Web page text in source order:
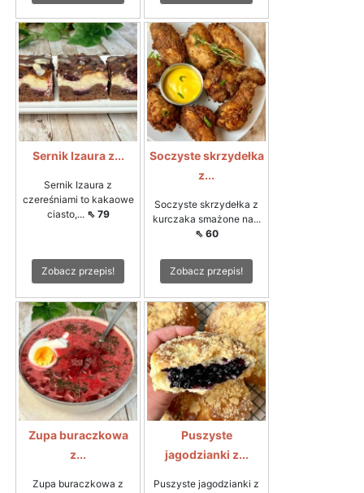
Sernik Izaura z...
Sernik Izaura z
czereśniami to kakaowe
ciasto,... ⇖ 79
Zobacz przepis!
Soczyste skrzydełka
z...
Soczyste skrzydełka z
kurczaka smażone na...
⇖ 60
Zobacz przepis!
Zupa buraczkowa
z...
Zupa buraczkowa z
Puszyste
jagodzianki z...
Puszyste jagodzianki z